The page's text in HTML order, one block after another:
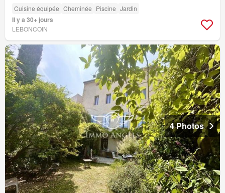
Cuisine équipée Cheminée Piscine Jardin
Il y a 30+ jours
LEBONCOIN
4 Photos